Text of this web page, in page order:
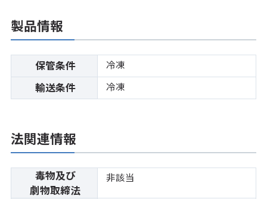
製品情報
保管条件 冷凍
輸送条件 冷凍
法関連情報
毒物及び
劇物取締法
非該当